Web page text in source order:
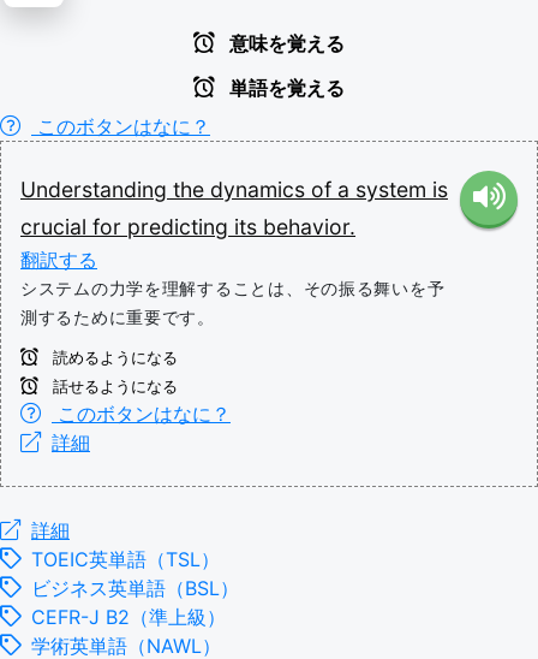
意味を覚える
単語を覚える
このボタンはなに？
Understanding the dynamics of a system is
crucial for predicting its behavior.
翻訳する
システムの力学を理解することは、その振る舞いを予
測するために重要です。
読めるようになる
話せるようになる
このボタンはなに？
詳細
詳細
TOEIC英単語（TSL）
ビジネス英単語（BSL）
CEFR-J B2（準上級）
学術英単語（NAWL）